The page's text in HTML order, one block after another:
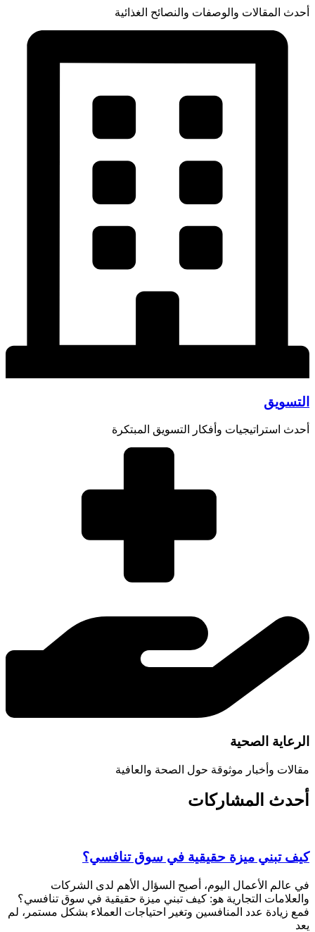
أحدث المقالات والوصفات والنصائح الغذائية
التسويق
أحدث استراتيجيات وأفكار التسويق المبتكرة
الرعاية الصحية
مقالات وأخبار موثوقة حول الصحة والعافية
أحدث المشاركات
كيف تبني ميزة حقيقية في سوق تنافسي؟
في عالم الأعمال اليوم، أصبح السؤال الأهم لدى الشركات
والعلامات التجارية هو: كيف تبني ميزة حقيقية في سوق تنافسي؟
فمع زيادة عدد المنافسين وتغير احتياجات العملاء بشكل مستمر، لم
يعد